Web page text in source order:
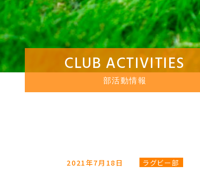
CLUB ACTIVITIES
部活動情報
2021年7月18日 ラグビー部